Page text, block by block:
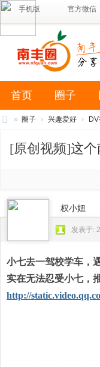
手机版 官方微信
首页 圈子
南
网
络
科
技
» 圈子 › 兴趣爱好 ›
[原创视频]这个
权小妞
发表于:
小七去一驾校学车，
实在无法忍受小七，
http://